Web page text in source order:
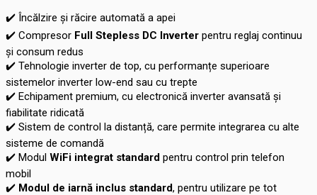
✔️ Încălzire și răcire automată a apei
✔️ Compresor Full Stepless DC Inverter pentru reglaj continuu
și consum redus
✔️ Tehnologie inverter de top, cu performanțe superioare
sistemelor inverter low-end sau cu trepte
✔️ Echipament premium, cu electronică inverter avansată și
fiabilitate ridicată
✔️ Sistem de control la distanță, care permite integrarea cu alte
sisteme de comandă
✔️ Modul WiFi integrat standard pentru control prin telefon
mobil
✔️ Modul de iarnă inclus standard, pentru utilizare pe tot